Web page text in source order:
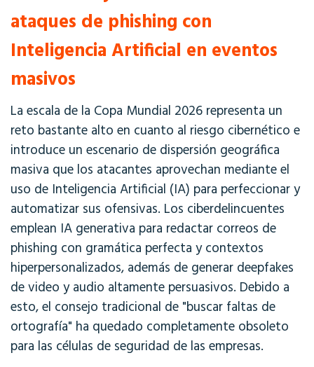
ataques de phishing con
Inteligencia Artificial en eventos
masivos
La escala de la Copa Mundial 2026 representa un
reto bastante alto en cuanto al riesgo cibernético e
introduce un escenario de dispersión geográfica
masiva que los atacantes aprovechan mediante el
uso de Inteligencia Artificial (IA) para perfeccionar y
automatizar sus ofensivas. Los ciberdelincuentes
emplean IA generativa para redactar correos de
phishing con gramática perfecta y contextos
hiperpersonalizados, además de generar deepfakes
de video y audio altamente persuasivos. Debido a
esto, el consejo tradicional de "buscar faltas de
ortografía" ha quedado completamente obsoleto
para las células de seguridad de las empresas.